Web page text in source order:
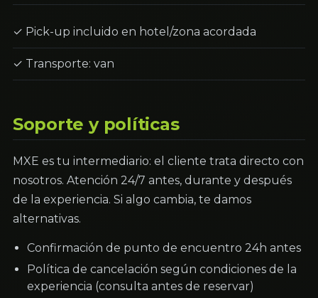
✓ Pick-up incluido en hotel/zona acordada
✓ Transporte: van
Soporte y políticas
MXE es tu intermediario: el cliente trata directo con
nosotros. Atención 24/7 antes, durante y después
de la experiencia. Si algo cambia, te damos
alternativas.
Confirmación de punto de encuentro 24h antes
Política de cancelación según condiciones de la
experiencia (consulta antes de reservar)